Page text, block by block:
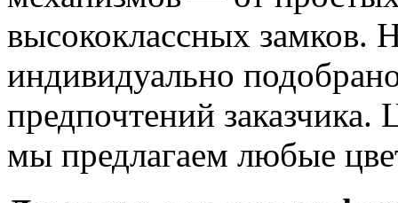
высококлассных замков.
индивидуально
предпочтений заказчика.
мы предлагаем любые